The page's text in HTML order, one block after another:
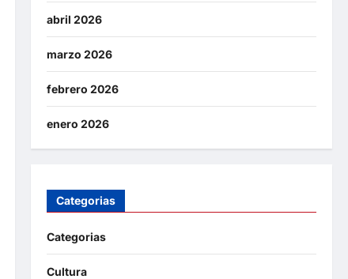
abril 2026
marzo 2026
febrero 2026
enero 2026
Categorias
Categorias
Cultura